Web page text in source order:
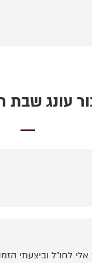
עונג שבת
לחו״ל וביצעתי